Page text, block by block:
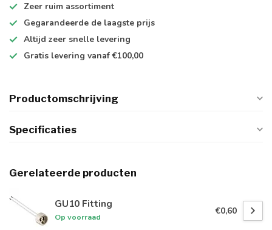
Zeer ruim assortiment
Gegarandeerde de laagste prijs
Altijd zeer snelle levering
Gratis levering vanaf €100,00
Productomschrijving
Specificaties
Gerelateerde producten
GU10 Fitting
Op voorraad
€0,60